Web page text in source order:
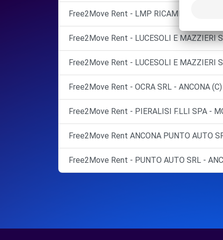
Free2Move Rent - LMP RICAMBI SRL -
Free2Move Rent - LUCESOLI E MAZZIERI
Free2Move Rent - LUCESOLI E MAZZIERI
Free2Move Rent - OCRA SRL - ANCONA (C)
Free2Move Rent - PIERALISI F.LLI SPA -
Free2Move Rent ANCONA PUNTO AUTO
Free2Move Rent - PUNTO AUTO SRL -